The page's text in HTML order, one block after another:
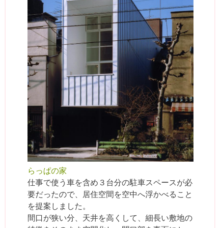
らっぱの家
仕事で使う車を含め３台分の駐車スペースが必
要だったので、居住空間を空中へ浮かべること
を提案しました。
間口が狭い分、天井を高くして、細長い敷地の